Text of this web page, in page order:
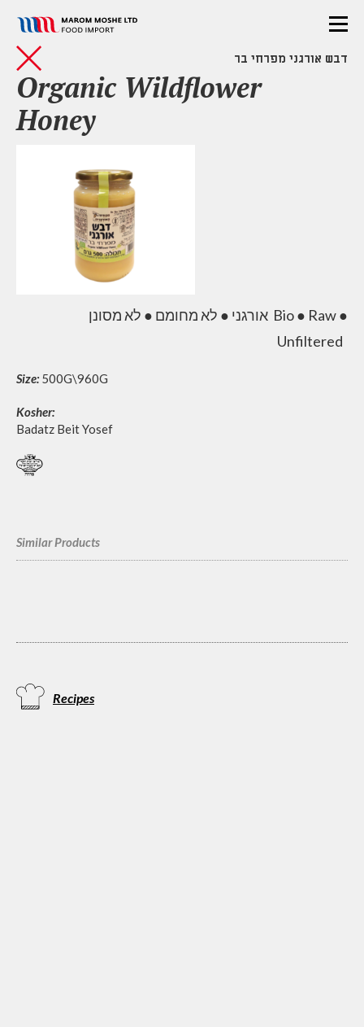
דבש אורגני מפרחי בר
Organic Wildflower
Honey
אורגני ● לא מחומם ● לא מסונן Bio● Raw●
Unfiltered
Size:500G\960G
Kosher:
Badatz Beit Yosef
Similar Products
Recipes